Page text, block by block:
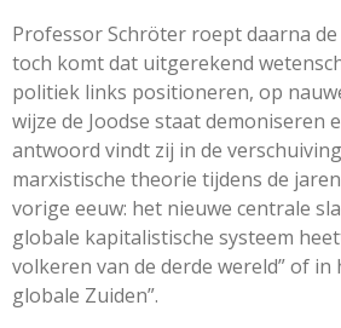
Professor Schröter roept daarna
toch komt dat uitgerekend
politiek links positioneren, op
wijze de Joodse staat demoniseren
antwoord vindt zij in de
marxistische theorie tijdens de
vorige eeuw: het nieuwe centrale
globale kapitalistische systeem
volkeren van de derde wereld” of
globale Zuiden”.